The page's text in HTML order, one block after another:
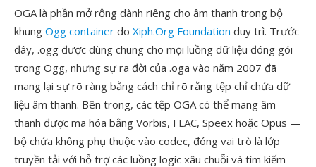
OGA là phần mở rộng dành riêng cho âm thanh trong bộ
khung Ogg container do Xiph.Org Foundation duy trì. Trước
đây, .ogg được dùng chung cho mọi luồng dữ liệu đóng gói
trong Ogg, nhưng sự ra đời của .oga vào năm 2007 đã
mang lại sự rõ ràng bằng cách chỉ rõ rằng tệp chỉ chứa dữ
liệu âm thanh. Bên trong, các tệp OGA có thể mang âm
thanh được mã hóa bằng Vorbis, FLAC, Speex hoặc Opus —
bộ chứa không phụ thuộc vào codec, đóng vai trò là lớp
truyền tải với hỗ trợ các luồng logic xâu chuỗi và tìm kiếm